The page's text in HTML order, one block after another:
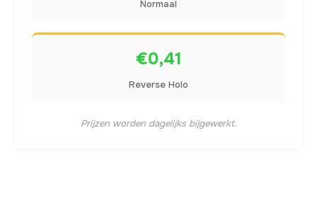
Normaal
€0,41
Reverse Holo
Prijzen worden dagelijks bijgewerkt.